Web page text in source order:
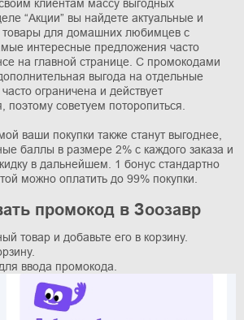
клиентам массу выгодных
“Акции” вы найдете актуальные и
товары для домашних любимцев с
интересные предложения часто
на главной странице. С промокодами
выгода на отдельные
ограничена и действует
советуем поторопиться.
ваши покупки также станут выгоднее,
баллы в размере 2% с каждого заказа и
в дальнейшем. 1 бонус стандартно
можно оплатить до 99% покупки.
промокод в Зоозавр
товар и добавьте его в корзину.
ввода промокода.